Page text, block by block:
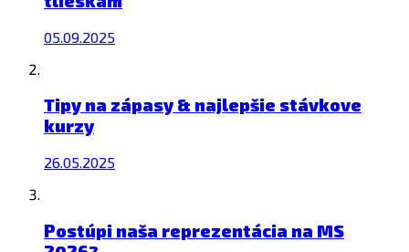
05.09.2025
Tipy na zápasy & najlepšie stávkove
kurzy
26.05.2025
Postúpi naša reprezentácia na MS